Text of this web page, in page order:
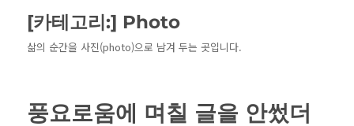
[카테고리:] Photo
삶의 순간을 사진(photo)으로 남겨 두는 곳입니다.
풍요로움에 며칠 글을 안썼더